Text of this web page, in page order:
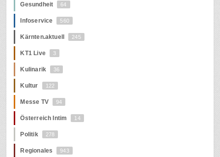
Gesundheit 64
Infoservice 560
Kärnten.aktuell 245
KT1 Live 3
Kulinarik 36
Kultur 122
Messe TV 94
Österreich Intim 14
Politik 278
Regionales 943